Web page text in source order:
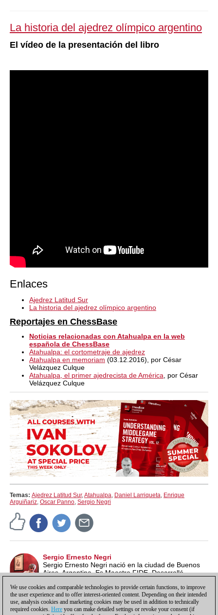
La historia del ajedrez olímpico argentino
El vídeo de la presentación del libro
Enlaces
Ajedrez Latitud Sur
La historia del ajedrez olímpico argentino
Reportajes en ChessBase
Noticias relacionadas con Atahualpa en la web
española de ChessBase
Atahualpa: el cortometraje de ajedrez
Atahualpa en memoriam (03.12.2016), por César
Velázquez Culque
Atahualpa, el primer ajedrecista de América , por César
Velázquez Culque
Temas: Ajedrez Latitud Sur,Atahualpa, Daniel Larriqueta, Enrique
Arguiñariz, Oscar Panno, Sergio Negri
Sergio Ernesto Negri
Sergio Ernesto Negri nació en la ciudad de Buenos
Aires, Argentina. Es Maestro FIDE. Desarrolló
la historia.
We use cookies and comparable technologies to provide certain functions, to improve
the user experience and to offer interest-oriented content. Depending on their intended
use, analysis cookies and marketing cookies may be used in addition to technically
required cookies. Here you can make detailed settings or revoke your consent (if